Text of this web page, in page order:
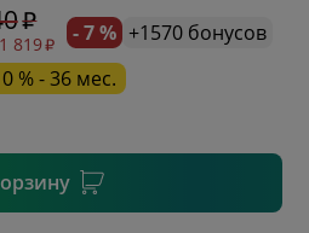
819 - 7 % +1570 бонусов
% - 36 мес.